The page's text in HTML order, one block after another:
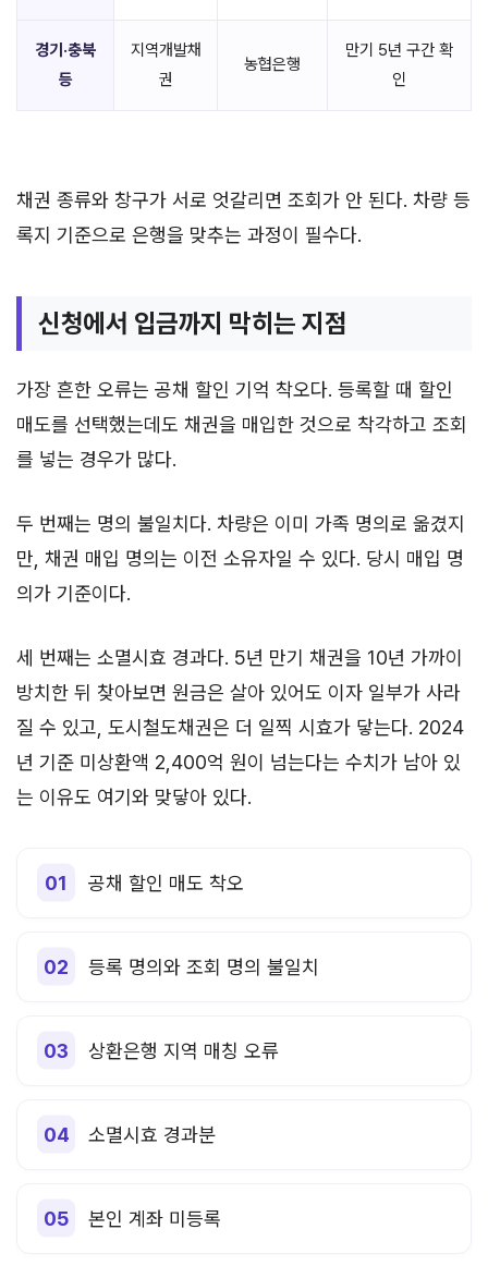
경기·충북
등
지역개발채
권
농협은행
만기 5년 구간 확
인
채권 종류와 창구가 서로 엇갈리면 조회가 안 된다. 차량 등
록지 기준으로 은행을 맞추는 과정이 필수다.
신청에서 입금까지 막히는 지점
가장 흔한 오류는 공채 할인 기억 착오다. 등록할 때 할인
매도를 선택했는데도 채권을 매입한 것으로 착각하고 조회
를 넣는 경우가 많다.
두 번째는 명의 불일치다. 차량은 이미 가족 명의로 옮겼지
만, 채권 매입 명의는 이전 소유자일 수 있다. 당시 매입 명
의가 기준이다.
세 번째는 소멸시효 경과다. 5년 만기 채권을 10년 가까이
방치한 뒤 찾아보면 원금은 살아 있어도 이자 일부가 사라
질 수 있고, 도시철도채권은 더 일찍 시효가 닿는다. 2024
년 기준 미상환액 2,400억 원이 넘는다는 수치가 남아 있
는 이유도 여기와 맞닿아 있다.
공채 할인 매도 착오
등록 명의와 조회 명의 불일치
상환은행 지역 매칭 오류
소멸시효 경과분
본인 계좌 미등록